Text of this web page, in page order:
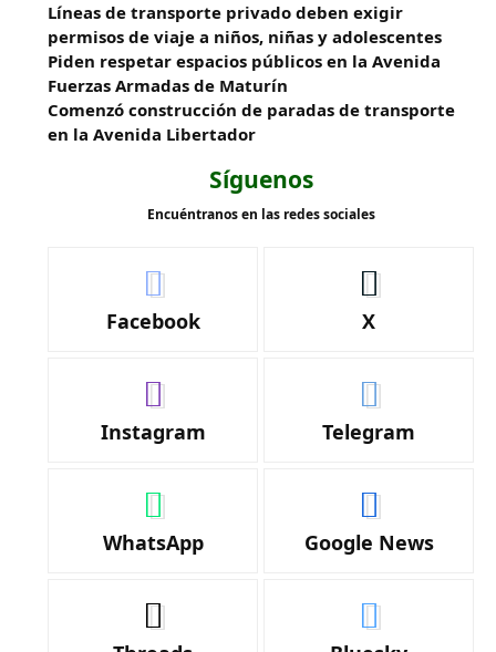
Líneas de transporte privado deben exigir
permisos de viaje a niños, niñas y adolescentes
Piden respetar espacios públicos en la Avenida
Fuerzas Armadas de Maturín
​Comenzó construcción de paradas de transporte
en la Avenida Libertador
Síguenos
Encuéntranos en las redes sociales
Facebook X
Instagram Telegram
WhatsApp Google News